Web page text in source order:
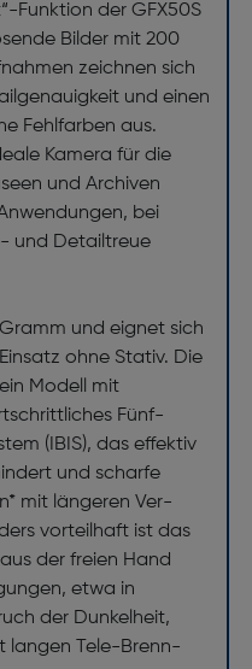
Funktion der GFX50S
Bilder mit 200
zeichnen sich
und einen
Fehlfarben aus.
Kamera für die
und Archiven
bei
und Detailtreue
und eignet sich
ohne Stativ. Die
Modell mit
Fünf-
(IBIS), das effektiv
und scharfe
mit längeren Ver­
vorteilhaft ist das
der freien Hand
etwa in
der Dunkel­heit,
langen Tele-Brenn­